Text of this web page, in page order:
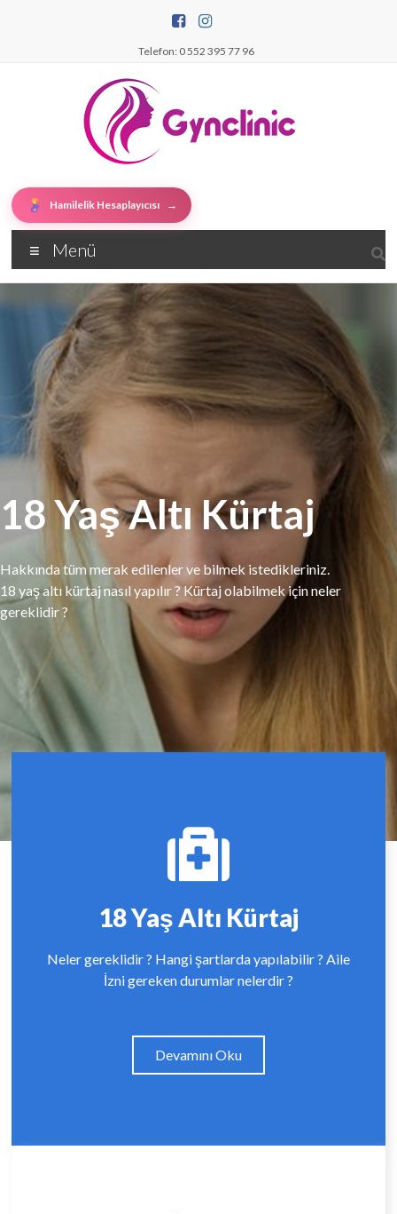
Telefon: 0 552 395 77 96
Hamilelik Hesaplayıcısı →
Menü
18 Yaş Altı Kürtaj
Hakkında tüm merak edilenler ve bilmek istedikleriniz.
18 yaş altı kürtaj nasıl yapılır ? Kürtaj olabilmek için neler
gereklidir ?
18 Yaş Altı Kürtaj
Neler gereklidir ? Hangi şartlarda yapılabilir ? Aile
İzni gereken durumlar nelerdir ?
Devamını Oku